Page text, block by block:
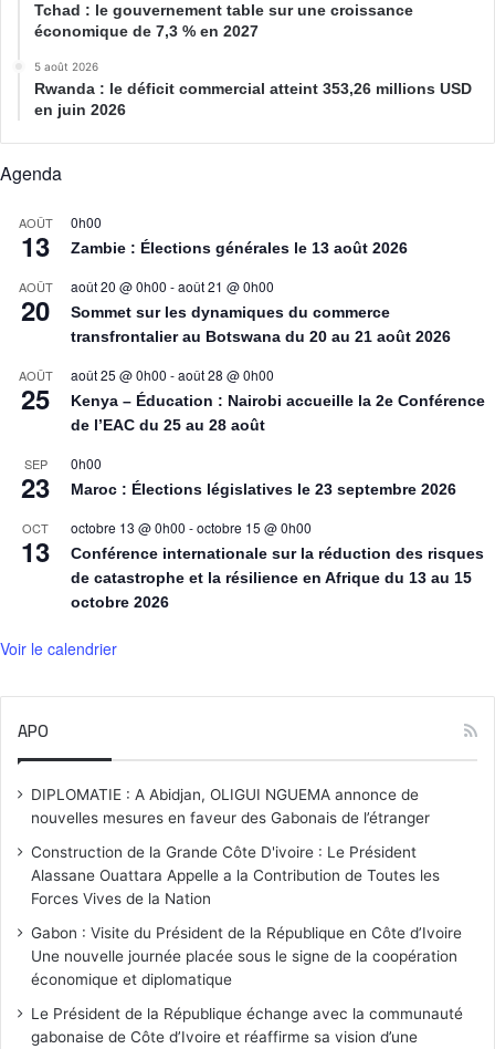
Tchad : le gouvernement table sur une croissance
économique de 7,3 % en 2027
5 août 2026
Rwanda : le déficit commercial atteint 353,26 millions USD
en juin 2026
Agenda
AOÛT
13
0h00
Zambie : Élections générales le 13 août 2026
AOÛT
20
août 20 @ 0h00 -août 21 @ 0h00
Sommet sur les dynamiques du commerce
transfrontalier au Botswana du 20 au 21 août 2026
AOÛT
25
août 25 @ 0h00 -août 28 @ 0h00
Kenya – Éducation : Nairobi accueille la 2e Conférence
de l’EAC du 25 au 28 août
SEP
23
0h00
Maroc : Élections législatives le 23 septembre 2026
OCT
13
octobre 13 @ 0h00 -octobre 15 @ 0h00
Conférence internationale sur la réduction des risques
de catastrophe et la résilience en Afrique du 13 au 15
octobre 2026
Voir le calendrier
APO
DIPLOMATIE : A Abidjan, OLIGUI NGUEMA annonce de
nouvelles mesures en faveur des Gabonais de l’étranger
Construction de la Grande Côte D'ivoire : Le Président
Alassane Ouattara Appelle a la Contribution de Toutes les
Forces Vives de la Nation
Gabon : Visite du Président de la République en Côte d’Ivoire
Une nouvelle journée placée sous le signe de la coopération
économique et diplomatique
Le Président de la République échange avec la communauté
gabonaise de Côte d’Ivoire et réaffirme sa vision d’une